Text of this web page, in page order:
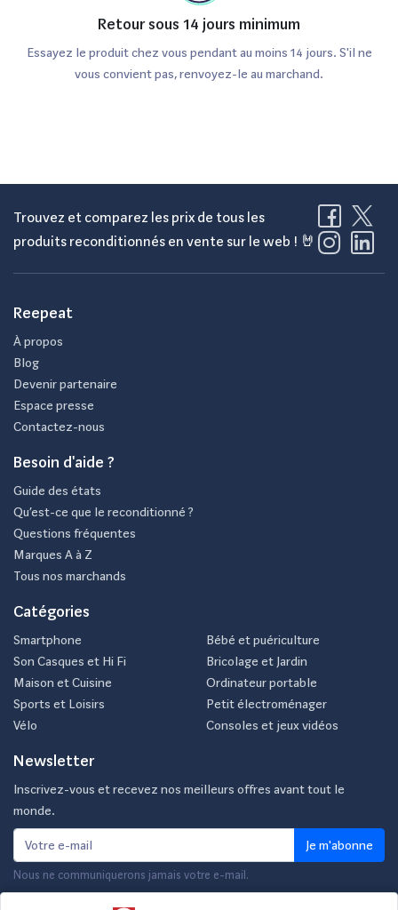
Retour sous 14 jours minimum
Essayez le produit chez vous pendant au moins 14 jours. S'il ne
vous convient pas, renvoyez-le au marchand.
Trouvez et comparez les prix de tous les
produits reconditionnés en vente sur le web ! 🤘
Reepeat
À propos
Blog
Devenir partenaire
Espace presse
Contactez-nous
Besoin d'aide ?
Guide des états
Qu’est-ce que le reconditionné ?
Questions fréquentes
Marques A à Z
Tous nos marchands
Catégories
Smartphone
Son Casques et Hi Fi
Maison et Cuisine
Sports et Loisirs
Vélo
Bébé et puériculture
Bricolage et Jardin
Ordinateur portable
Petit électroménager
Consoles et jeux vidéos
Newsletter
Inscrivez-vous et recevez nos meilleurs offres avant tout le
monde.
Je m'abonne
Nous ne communiquerons jamais votre e-mail.